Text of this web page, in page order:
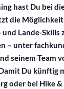
hast Du bei
die
und Lande-Skills
– unter
seinem Team
Du künftig
oder bei Hike